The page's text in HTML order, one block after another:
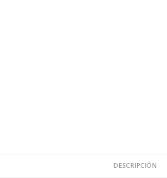
DESCRIPCIÓN